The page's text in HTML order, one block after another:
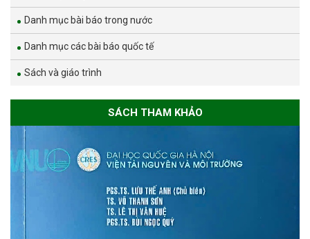
Danh mục bài báo trong nước
Danh mục các bài báo quốc tế
Sách và giáo trình
SÁCH THAM KHẢO